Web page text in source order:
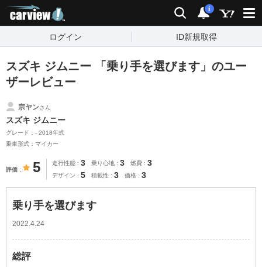
検索 通知
i
ログイン ID新規取得
スズキ ジムニー 「乗り手を選びます」のユー
ザーレビュー
宗ヤンさん
スズキ ジムニー
グレード：- 2018年式
乗車形式：マイカー
評価 5 走行性能 3 乗り心地 3 燃費 3
デザイン 5 積載性 3 価格 3
乗り手を選びます
2022.4.24
総評